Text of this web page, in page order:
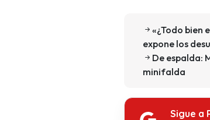
«¿Todo bien
expone los
De espalda:
minifalda
Sigue a